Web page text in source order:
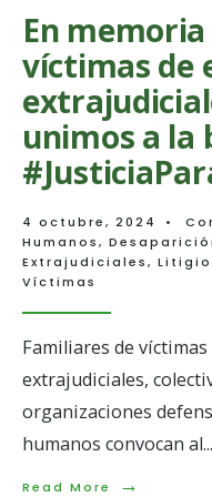
En memoria
víctimas de
unimos a la
4 octubre, 2024 •
Humanos,
Extrajudiciales,
Víctimas
Familiares de
extrajudiciales,
organizaciones
humanos convocan al...
Read More →
Read